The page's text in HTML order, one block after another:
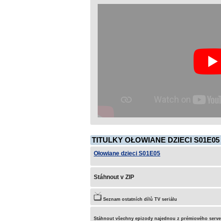
TITULKY OŁOWIANE DZIECI S01E05
Ołowiane dzieci S01E05
Stáhnout v ZIP
Seznam ostatních dílů TV seriálu
Stáhnout všechny epizody najednou z prémiového